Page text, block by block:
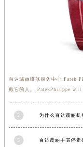
百达翡丽维修服务中心 Patek
戴它的人。 PatekPhilippe will
2 为什么百达翡丽机
百达翡丽手表停走